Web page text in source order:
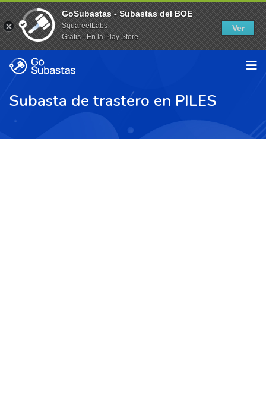
Subasta de trastero en PILES
GoSubastas - Subastas del BOE
SquareetLabs
Gratis - En la Play Store
Ver